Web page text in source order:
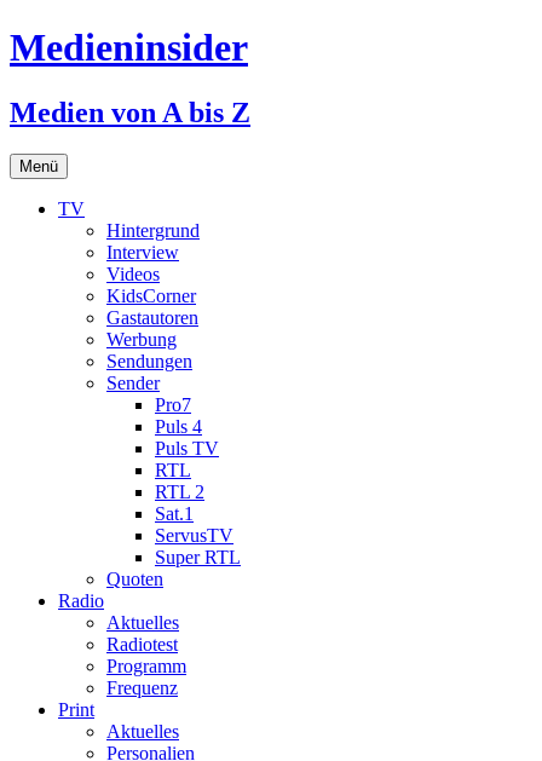
Medieninsider
Medien von A bis Z
Menü Zum
Inhalt
springen
TV
Hintergrund
Interview
Videos
KidsCorner
Gastautoren
Werbung
Sendungen
Sender
Pro7
Puls 4
Puls TV
RTL
RTL 2
Sat.1
ServusTV
Super RTL
Quoten
Radio
Aktuelles
Radiotest
Programm
Frequenz
Print
Aktuelles
Personalien